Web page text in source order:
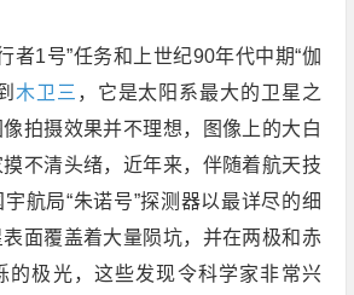
者1号”任务和上世纪90年代中期“伽
木卫三 ，它是太阳系最大的卫星之
拍摄效果并不理想，图像上的大白
不清头绪，近年来，伴随着航天技
航局“朱诺号”探测器以最详尽的细
面覆盖着大量陨坑，并在两极和赤
的极光，这些发现令科学家非常兴